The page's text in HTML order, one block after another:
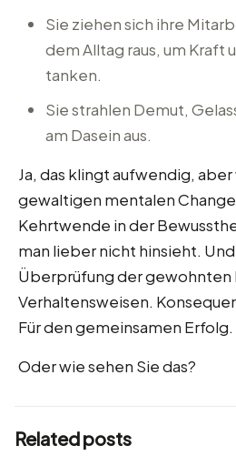
Sie ziehen sich ihre
dem Alltag raus, um Kraft
tanken.
Sie strahlen Demut,
am Dasein aus.
Ja, das klingt aufwendig,
gewaltigen mentalen
Kehrtwende in der
man lieber nicht hinsieht.
Überprüfung der gewohnten
Verhaltensweisen.
Für den gemeinsamen Erfolg.
Oder wie sehen Sie das?
Related posts